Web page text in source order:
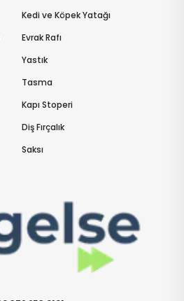
Kedi ve Köpek Yatağı
Evrak Rafı
Yastık
Tasma
Kapı Stoperi
Diş Fırçalık
Saksı